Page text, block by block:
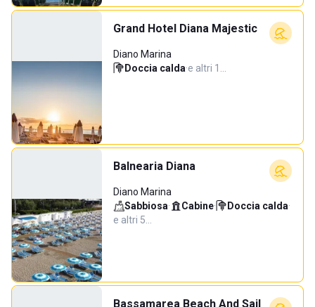
Grand Hotel Diana Majestic
Diano Marina
Doccia calda·e altri 1…
Balnearia Diana
Diano Marina
Sabbiosa· Cabine· Doccia calda·
e altri 5…
Bassamarea Beach And Sail